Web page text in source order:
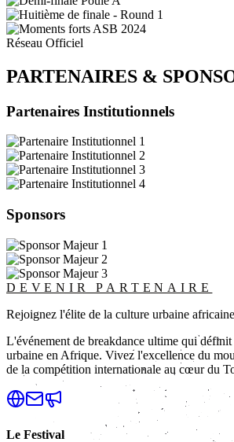
Réseau Officiel
PARTENAIRES &
Partenaires Institutionnels
Sponsors
DEVENIR PARTENAIRE
Rejoignez l'élite de la culture urbaine africaine
L'événement de breakdance ultime qui
urbaine en Afrique. Vivez l'excellence du
de la compétition internationale au cœur du
Le Festival